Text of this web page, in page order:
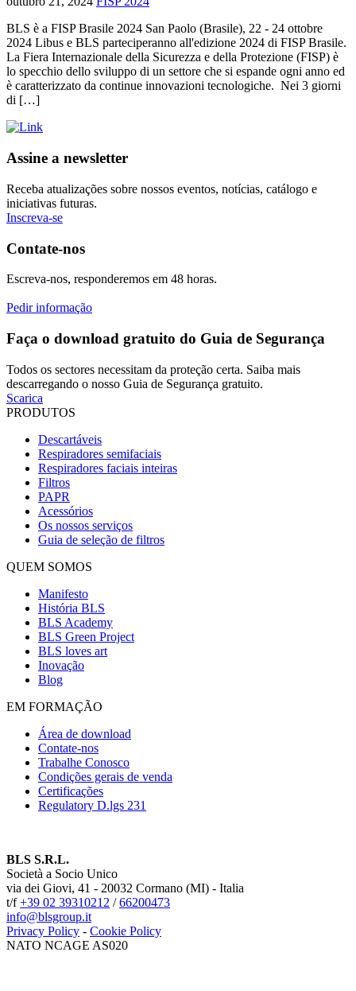
BLS è a FISP Brasile 2024 San Paolo (Brasile), 22 - 24 ottobre
2024 Libus e BLS parteciperanno all'edizione 2024 di FISP Brasile.
La Fiera Internazionale della Sicurezza e della Protezione (FISP) è
lo specchio dello sviluppo di un settore che si espande ogni anno ed
è caratterizzato da continue innovazioni tecnologiche. Nei 3 giorni
di […]
Assine a newsletter
Receba atualizações sobre nossos eventos, notícias, catálogo e
iniciativas futuras.
Inscreva-se
Contate-nos
Escreva-nos, responderemos em 48 horas.
Pedir informação
Faça o download gratuito do Guia de Segurança
Todos os sectores necessitam da proteção certa. Saiba mais
descarregando o nosso Guia de Segurança gratuito.
Scarica
PRODUTOS
Descartáveis
Respiradores semifaciais
Respiradores faciais inteiras
Filtros
PAPR
Acessórios
Os nossos serviços
Guia de seleção de filtros
QUEM SOMOS
Manifesto
História BLS
BLS Academy
BLS Green Project
BLS loves art
Inovação
Blog
EM FORMAÇÃO
Área de download
Contate-nos
Trabalhe Conosco
Condições gerais de venda
Certificações
Regulatory D.lgs 231
BLS S.R.L.
Società a Socio Unico
via dei Giovi, 41 - 20032 Cormano (MI) - Italia
t/f+39 02 39310212 /66200473
info@blsgroup.it
Privacy Policy - Cookie Policy
NATO NCAGE AS020